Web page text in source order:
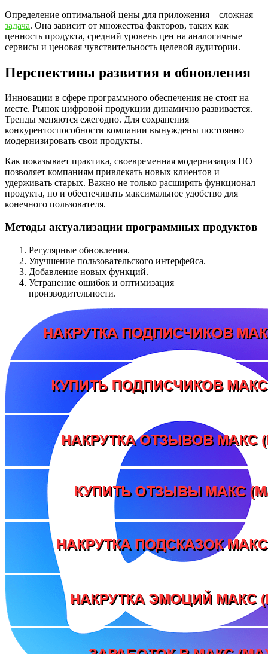
Определение оптимальной цены для приложения – сложная
задача. Она зависит от множества факторов, таких как
ценность продукта, средний уровень цен на аналогичные
сервисы и ценовая чувствительность целевой аудитории.
Перспективы развития и обновления
Инновации в сфере программного обеспечения не стоят на
месте. Рынок цифровой продукции динамично развивается.
Тренды меняются ежегодно. Для сохранения
конкурентоспособности компании вынуждены постоянно
модернизировать свои продукты.
Как показывает практика, своевременная модернизация ПО
позволяет компаниям привлекать новых клиентов и
удерживать старых. Важно не только расширять функционал
продукта, но и обеспечивать максимальное удобство для
конечного пользователя.
Методы актуализации программных продуктов
Регулярные обновления.
Улучшение пользовательского интерфейса.
Добавление новых функций.
Устранение ошибок и оптимизация
производительности.